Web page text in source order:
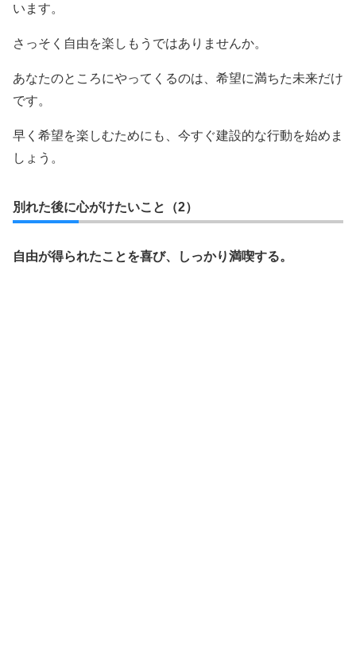
います。
さっそく自由を楽しもうではありませんか。
あなたのところにやってくるのは、希望に満ちた未来だけ
です。
早く希望を楽しむためにも、今すぐ建設的な行動を始めま
しょう。
別れた後に心がけたいこと（2）
自由が得られたことを喜び、しっかり満喫する。